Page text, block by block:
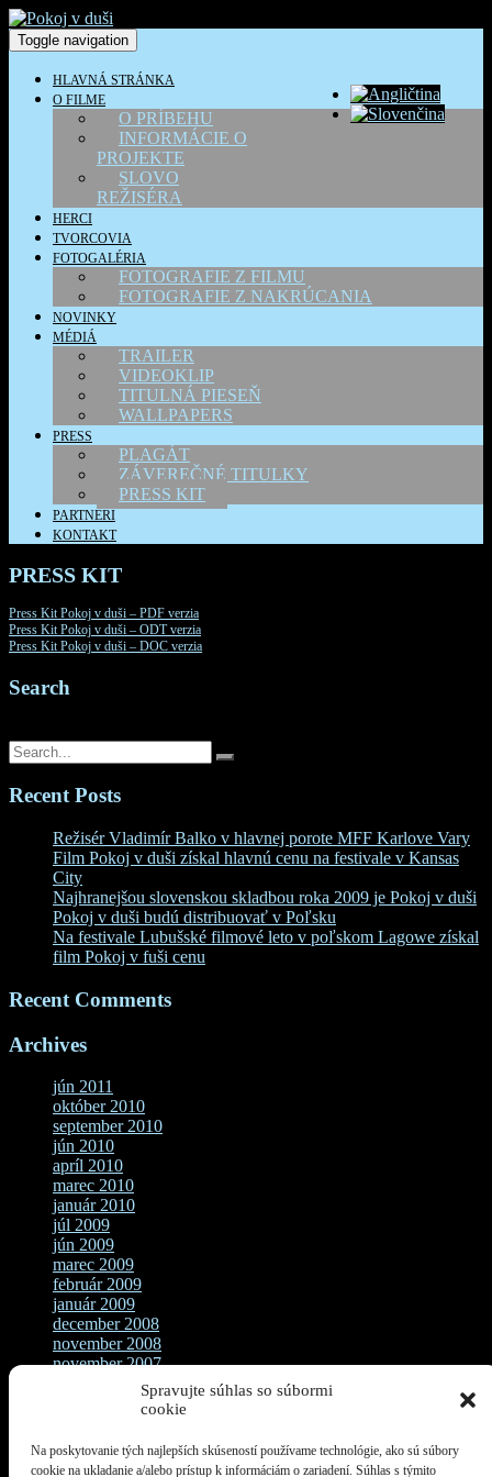
Spravujte súhlas so súbormi
cookie
Na poskytovanie tých najlepších skúseností používame technológie, ako sú súbory
cookie na ukladanie a/alebo prístup k informáciám o zariadení. Súhlas s týmito
Toggle navigation
HLAVNÁ STRÁNKA
O FILME
O PRÍBEHU
INFORMÁCIE O
PROJEKTE
SLOVO
REŽISÉRA
HERCI
TVORCOVIA
FOTOGALÉRIA
FOTOGRAFIE Z FILMU
FOTOGRAFIE Z NAKRÚCANIA
NOVINKY
MÉDIÁ
TRAILER
VIDEOKLIP
TITULNÁ PIESEŇ
WALLPAPERS
PRESS
PLAGÁT
ZÁVEREČNÉ TITULKY
PRESS KIT
PARTNERI
KONTAKT
PRESS KIT
Press Kit Pokoj v duši – PDF verzia
Press Kit Pokoj v duši – ODT verzia
Press Kit Pokoj v duši – DOC verzia
Search
Recent Posts
Režisér Vladimír Balko v hlavnej porote MFF Karlove Vary
Film Pokoj v duši získal hlavnú cenu na festivale v Kansas
City
Najhranejšou slovenskou skladbou roka 2009 je Pokoj v duši
Pokoj v duši budú distribuovať v Poľsku
Na festivale Lubušské filmové leto v poľskom Lagowe získal
film Pokoj v fuši cenu
Recent Comments
Archives
jún 2011
október 2010
september 2010
jún 2010
apríl 2010
marec 2010
január 2010
júl 2009
jún 2009
marec 2009
február 2009
január 2009
december 2008
november 2008
november 2007
september 2007
Categories